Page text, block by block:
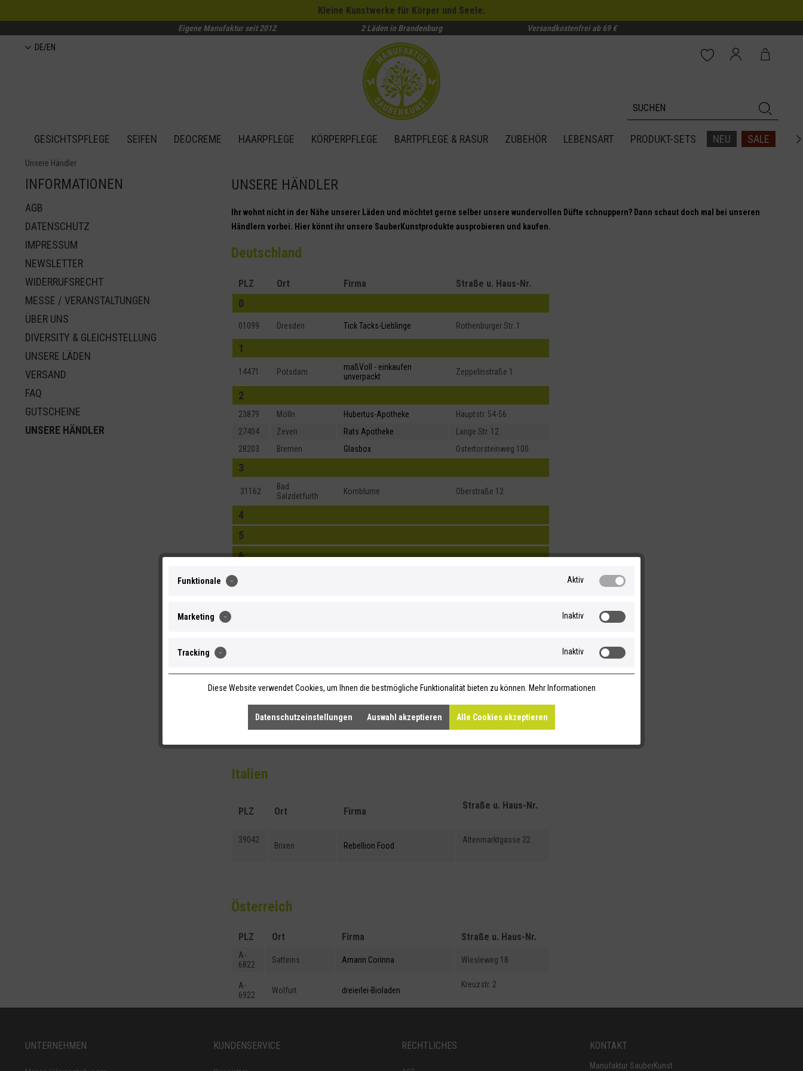
Kleine Kunstwerke für Körper und Seele.
Eigene Manufaktur seit 2012 2 Läden in Brandenburg
Versandkostenfrei ab 69 €
DE/EN
GESICHTSPFLEGE SEIFEN DEOCREME HAARPFLEGE KÖRPERPFLEGE BARTPFLEGE & RASUR ZUBEHÖR LEBENSART PRODUKT-SETS NEU SALE 
Unsere Händler
INFORMATIONEN
AGB
DATENSCHUTZ
IMPRESSUM
NEWSLETTER
WIDERRUFSRECHT
MESSE / VERANSTALTUNGEN
ÜBER UNS
DIVERSITY & GLEICHSTELLUNG
UNSERE LÄDEN
VERSAND
FAQ
GUTSCHEINE
UNSERE HÄNDLER
UNSERE HÄNDLER
Ihr wohnt nicht in der Nähe unserer Läden und möchtet gerne selber unsere wundervollen Düfte schnuppern? Dann schaut doch mal bei unseren
Händlern vorbei. Hier könnt ihr unsere SauberKunstprodukte ausprobieren und kaufen.
Deutschland
PLZ Ort Firma Straße u. Haus-Nr.
0
01099 Dresden Tick Tacks-Lieblinge Rothenburger Str. 1
1
14471 Potsdam
maßVoll - einkaufen
unverpackt
Zeppelinstraße 1
2
23879 Mölln Hubertus-Apotheke
Hauptstr. 54-56
27404
Zeven Rats Apotheke
Lange Str. 12
28203
Bremen Glasbox Ostertorsteinweg 100
3
31162
Bad
Salzdetfurth
Kornblume Oberstraße 12
4
5
6
9
97437 Haßfurt Wolke 7
Am Ziegelbrunn 19
Italien
PLZ Ort Firma
Straße u. Haus-Nr.
39042
Brixen Rebellion Food
Altenmarktgasse 22
Österreich
PLZ Ort Firma Straße u. Haus-Nr.
A-
6822
Satteins Amann Corinna Wiesleweg 18
A-
6922
Wolfurt dreierlei-Bioladen
Kreuzstr. 2
UNTERNEHMEN KUNDENSERVICE RECHTLICHES KONTAKT
Manufaktur SauberKunst
Funktionale Aktiv
Marketing Inaktiv
Tracking Inaktiv
Diese Website verwendet Cookies, um Ihnen die bestmögliche Funktionalität bieten zu können. Mehr Informationen
Datenschutzeinstellungen Auswahl akzeptieren Alle Cookies akzeptieren